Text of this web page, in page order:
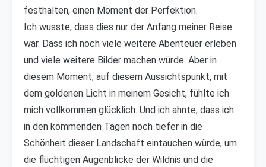
festhalten, einen Moment der Perfektion.
Ich wusste, dass dies nur der Anfang meiner Reise
war. Dass ich noch viele weitere Abenteuer erleben
und viele weitere Bilder machen würde. Aber in
diesem Moment, auf diesem Aussichtspunkt, mit
dem goldenen Licht in meinem Gesicht, fühlte ich
mich vollkommen glücklich. Und ich ahnte, dass ich
in den kommenden Tagen noch tiefer in die
Schönheit dieser Landschaft eintauchen würde, um
die flüchtigen Augenblicke der Wildnis und die